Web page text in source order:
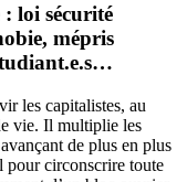
loi sécurité
mépris
les capitalistes, au
vie. Il multiplie les
de plus en plus
pour circonscrire toute